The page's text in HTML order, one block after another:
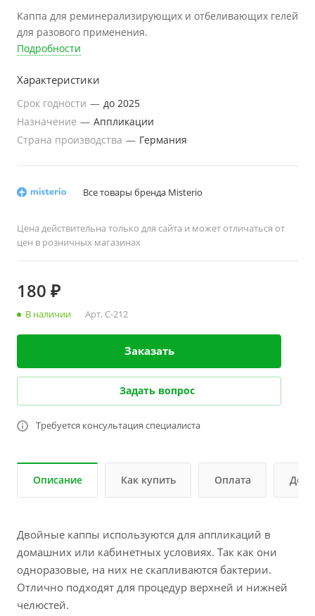
Каппа для реминерализирующих и отбеливающих гелей
для разового применения.
Подробности
Характеристики
Срок годности — до 2025
Назначение — Аппликации
Страна производства — Германия
Все товары бренда Misterio
Цена действительна только для сайта и может отличаться от
цен в розничных магазинах
180 ₽
В наличии Арт. C-212
Заказать
Задать вопрос
Требуется консультация специалиста
Описание Как купить Оплата
Двойные каппы используются для аппликаций в
домашних или кабинетных условиях. Так как они
одноразовые, на них не скапливаются бактерии.
Отлично подходят для процедур верхней и нижней
челюстей.